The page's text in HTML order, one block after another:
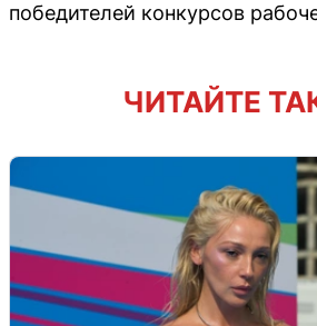
победителей конкурсов
ЧИТАЙТЕ